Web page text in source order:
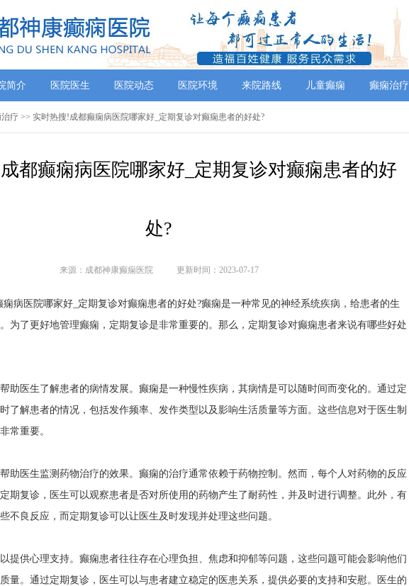
简介 医院医生 医院动态 医院环境 来院路线 儿童癫痫 癫痫治疗
疗 >> 实时热搜!成都癫痫病医院哪家好_定期复诊对癫痫患者的好处?
都癫痫病医院哪家好_定期复诊对癫痫患者的好
处?
来源：成都神康癫痫医院 更新时间：2023-07-17
医院哪家好_定期复诊对癫痫患者的好处?癫痫是一种常见的神经系统疾病，给患者的生
为了更好地管理癫痫，定期复诊是非常重要的。那么，定期复诊对癫痫患者来说有哪些好处
助医生了解患者的病情发展。癫痫是一种慢性疾病，其病情是可以随时间而变化的。通过定
了解患者的情况，包括发作频率、发作类型以及影响生活质量等方面。这些信息对于医生制
常重要。
助医生监测药物治疗的效果。癫痫的治疗通常依赖于药物控制。然而，每个人对药物的反应
期复诊，医生可以观察患者是否对所使用的药物产生了耐药性，并及时进行调整。此外，有
不良反应，而定期复诊可以让医生及时发现并处理这些问题。
提供心理支持。癫痫患者往往存在心理负担、焦虑和抑郁等问题，这些问题可能会影响他们
量。通过定期复诊，医生可以与患者建立稳定的医患关系，提供必要的支持和安慰。医生的